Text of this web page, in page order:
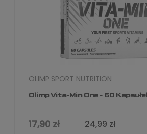
Olimp Vita-Min One - 60
OLIMP SPORT NUTRITION
17,90 zł 24,99 zł